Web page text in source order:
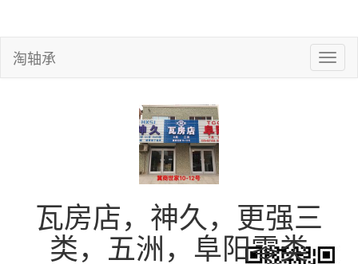
淘轴承
瓦房店，神久，更强三
类，五洲，阜阳零类